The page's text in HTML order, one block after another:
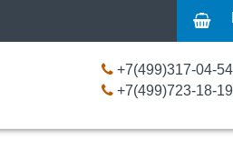
+7(499)317-04-54
+7(499)723-18-19